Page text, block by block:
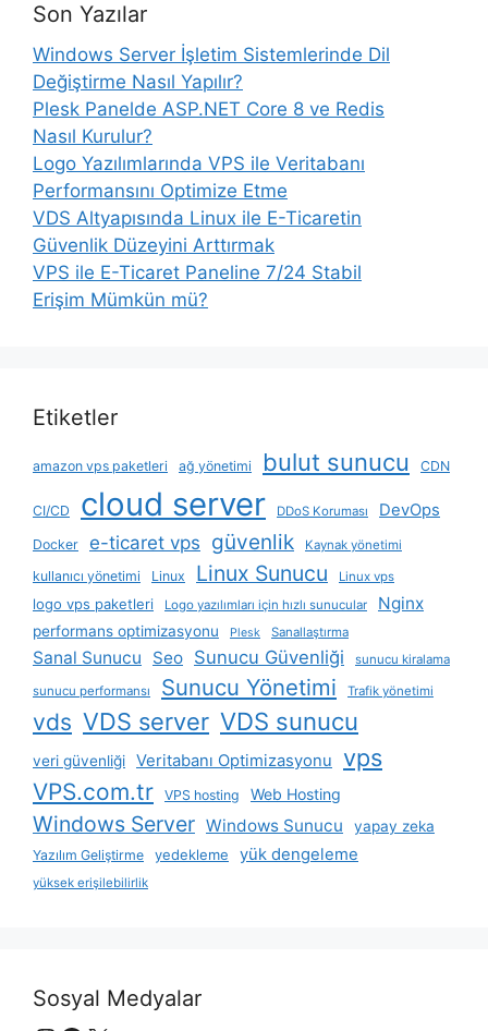
Son Yazılar
Windows Server İşletim Sistemlerinde Dil
Değiştirme Nasıl Yapılır?
Plesk Panelde ASP.NET Core 8 ve Redis
Nasıl Kurulur?
Logo Yazılımlarında VPS ile Veritabanı
Performansını Optimize Etme
VDS Altyapısında Linux ile E-Ticaretin
Güvenlik Düzeyini Arttırmak
VPS ile E-Ticaret Paneline 7/24 Stabil
Erişim Mümkün mü?
Etiketler
amazon vps paketleri ağ yönetimi bulut sunucu CDN
CI/CD cloud server DDoS Koruması DevOps
Docker e-ticaret vps güvenlik Kaynak yönetimi
kullanıcı yönetimi Linux Linux Sunucu Linux vps
logo vps paketleri Logo yazılımları için hızlı sunucular Nginx
performans optimizasyonu Plesk Sanallaştırma
Sanal Sunucu Seo Sunucu Güvenliği sunucu kiralama
sunucu performansı Sunucu Yönetimi Trafik yönetimi
vds VDS server VDS sunucu
veri güvenliği Veritabanı Optimizasyonu vps
VPS.com.tr VPS hosting Web Hosting
Windows Server Windows Sunucu yapay zeka
Yazılım Geliştirme yedekleme yük dengeleme
yüksek erişilebilirlik
Sosyal Medyalar